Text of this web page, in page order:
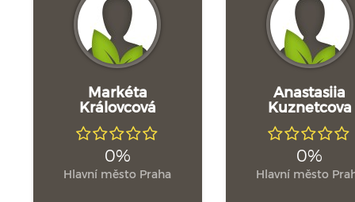
Markéta
Královcová
0%
Hlavní město Praha
Anastasiia
Kuznetcova
0%
Hlavní město